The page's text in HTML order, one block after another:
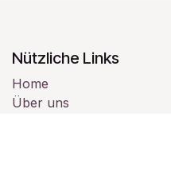
Nützliche Links
Home
Über uns